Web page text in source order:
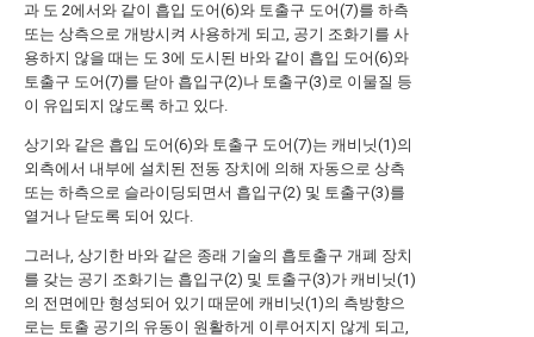
과 도 2에서와 같이 흡입 도어(6)와 토출구 도어(7)를 하측
또는 상측으로 개방시켜 사용하게 되고, 공기 조화기를 사
용하지 않을 때는 도 3에 도시된 바와 같이 흡입 도어(6)와
토출구 도어(7)를 닫아 흡입구(2)나 토출구(3)로 이물질 등
이 유입되지 않도록 하고 있다.
상기와 같은 흡입 도어(6)와 토출구 도어(7)는 캐비닛(1)의
외측에서 내부에 설치된 전동 장치에 의해 자동으로 상측
또는 하측으로 슬라이딩되면서 흡입구(2) 및 토출구(3)를
열거나 닫도록 되어 있다.
그러나, 상기한 바와 같은 종래 기술의 흡토출구 개폐 장치
를 갖는 공기 조화기는 흡입구(2) 및 토출구(3)가 캐비닛(1)
의 전면에만 형성되어 있기 때문에 캐비닛(1)의 측방향으
로는 토출 공기의 유동이 원활하게 이루어지지 않게 되고,